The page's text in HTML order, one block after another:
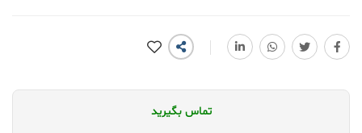
تماس بگیرید